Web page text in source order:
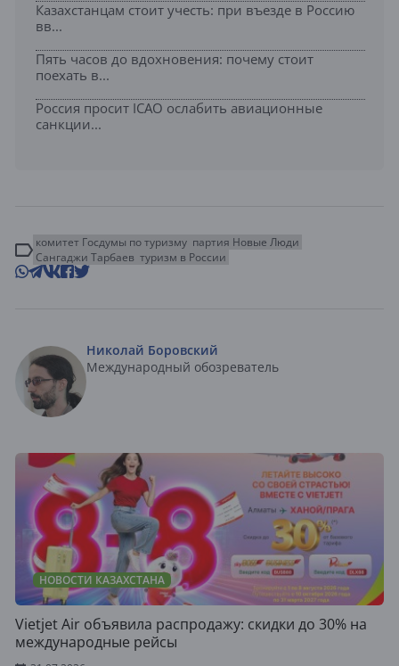
Казахстанцам стоит учесть: при въезде в Россию
вв...
Пять часов до вдохновения: почему стоит
поехать в...
Россия просит ICAO ослабить авиационные
санкции...
комитет Госдумы по туризму партия Новые Люди
Сангаджи Тарбаев туризм в России
Николай Боровский
Международный обозреватель
НОВОСТИ КАЗАХСТАНА
Vietjet Air объявила распродажу: скидки до 30% на
международные рейсы